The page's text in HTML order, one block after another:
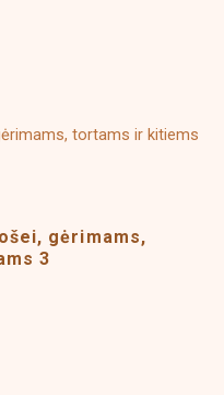
gėrimams,
3